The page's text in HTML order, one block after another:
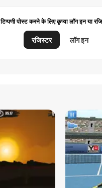
टिप्पणी पोस्ट करने के लिए कृप्या लॉग इन या
रजिस्टर लॉग इन